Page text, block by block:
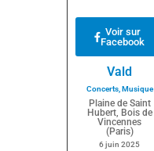
Voir sur
Facebook
Vald
Concerts,Musique
Plaine de Saint
Hubert, Bois de
Vincennes
(Paris)
6 juin 2025